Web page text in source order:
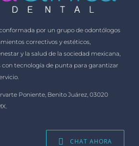
por un grupo de odontólogos
correctivos y estéticos,
y la salud de la sociedad mexicana,
tecnología de punta para garantizar
Poniente, Benito Juárez, 03020
CHAT AHORA